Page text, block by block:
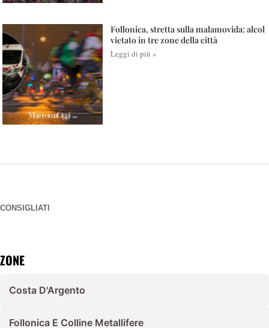
Follonica, stretta sulla malamovida: alcol
vietato in tre zone della città
Leggi di più »
CONSIGLIATI
ZONE
Costa D'Argento
Follonica E Colline Metallifere